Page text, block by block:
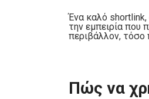
Ένα καλό
την εμπειρία που
περιβάλλον, τόσο
Πώς να